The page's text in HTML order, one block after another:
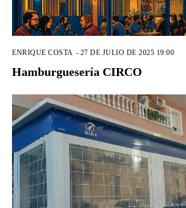
ENRIQUE COSTA - 27 DE JULIO DE 2025 19:00
Hamburguesería CIRCO